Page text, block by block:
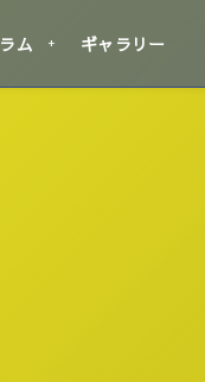
ム ギャラリー